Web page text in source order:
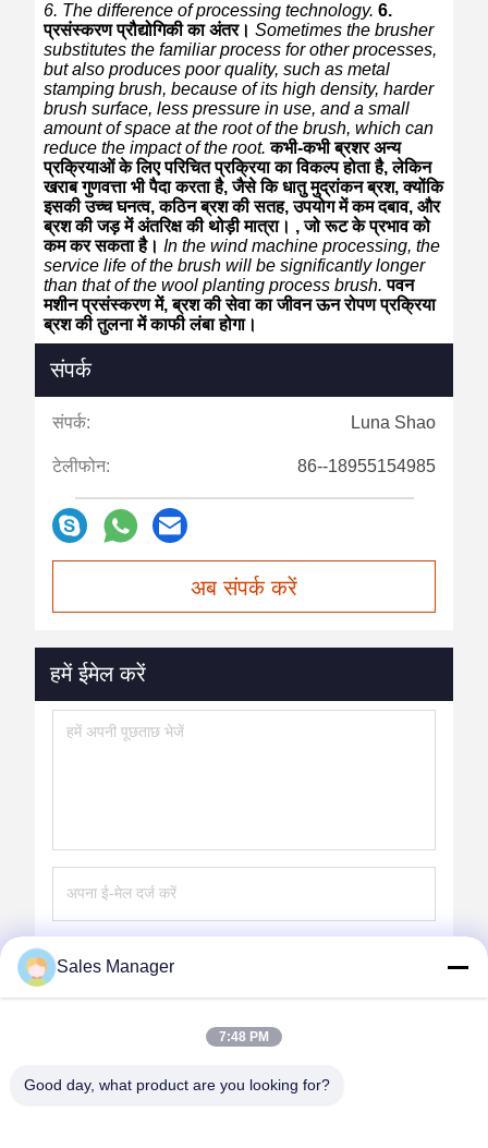
6. The difference of processing technology. 6.
प्रसंस्करण प्रौद्योगिकी का अंतर। Sometimes the brusher
substitutes the familiar process for other processes,
but also produces poor quality, such as metal
stamping brush, because of its high density, harder
brush surface, less pressure in use, and a small
amount of space at the root of the brush, which can
reduce the impact of the root. कभी-कभी ब्रशर अन्य
प्रक्रियाओं के लिए परिचित प्रक्रिया का विकल्प होता है, लेकिन
खराब गुणवत्ता भी पैदा करता है, जैसे कि धातु मुद्रांकन ब्रश, क्योंकि
इसकी उच्च घनत्व, कठिन ब्रश की सतह, उपयोग में कम दबाव, और
ब्रश की जड़ में अंतरिक्ष की थोड़ी मात्रा। , जो रूट के प्रभाव को
कम कर सकता है। In the wind machine processing, the
service life of the brush will be significantly longer
than that of the wool planting process brush. पवन
मशीन प्रसंस्करण में, ब्रश की सेवा का जीवन ऊन रोपण प्रक्रिया
ब्रश की तुलना में काफी लंबा होगा।
संपर्क
संपर्क: Luna Shao
टेलीफोन: 86--18955154985
अब संपर्क करें
हमें ईमेल करें
Sales Manager
7:48 PM
Good day, what product are you looking for?